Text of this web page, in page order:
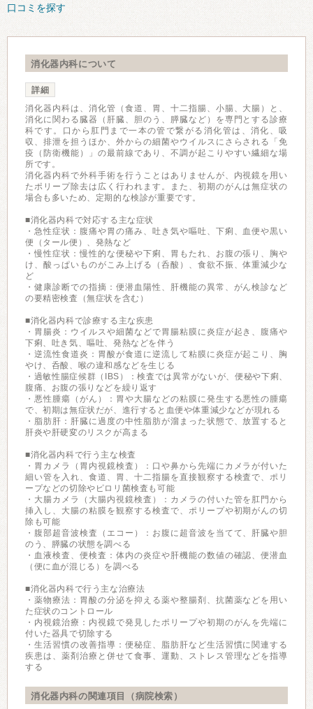
口コミを探す
消化器内科について
詳細
消化器内科は、消化管（食道、胃、十二指腸、小腸、大腸）と、
消化に関わる臓器（肝臓、胆のう、膵臓など）を専門とする診療
科です。口から肛門まで一本の管で繋がる消化管は、消化、吸
収、排泄を担うほか、外からの細菌やウイルスにさらされる「免
疫（防衛機能）」の最前線であり、不調が起こりやすい繊細な場
所です。
消化器内科で外科手術を行うことはありませんが、内視鏡を用い
たポリープ除去は広く行われます。また、初期のがんは無症状の
場合も多いため、定期的な検診が重要です。
■消化器内科で対応する主な症状
・急性症状：腹痛や胃の痛み、吐き気や嘔吐、下痢、血便や黒い
便（タール便）、発熱など
・慢性症状：慢性的な便秘や下痢、胃もたれ、お腹の張り、胸や
け、酸っぱいものがこみ上げる（呑酸）、食欲不振、体重減少な
ど
・健康診断での指摘：便潜血陽性、肝機能の異常、がん検診など
の要精密検査（無症状を含む）
■消化器内科で診療する主な疾患
・胃腸炎：ウイルスや細菌などで胃腸粘膜に炎症が起き、腹痛や
下痢、吐き気、嘔吐、発熱などを伴う
・逆流性食道炎：胃酸が食道に逆流して粘膜に炎症が起こり、胸
やけ、呑酸、喉の違和感などを生じる
・過敏性腸症候群（IBS）：検査では異常がないが、便秘や下痢、
腹痛、お腹の張りなどを繰り返す
・悪性腫瘍（がん）：胃や大腸などの粘膜に発生する悪性の腫瘍
で、初期は無症状だが、進行すると血便や体重減少などが現れる
・脂肪肝：肝臓に過度の中性脂肪が溜まった状態で、放置すると
肝炎や肝硬変のリスクが高まる
■消化器内科で行う主な検査
・胃カメラ（胃内視鏡検査）：口や鼻から先端にカメラが付いた
細い管を入れ、食道、胃、十二指腸を直接観察する検査で、ポリ
ープなどの切除やピロリ菌検査も可能
・大腸カメラ（大腸内視鏡検査）：カメラの付いた管を肛門から
挿入し、大腸の粘膜を観察する検査で、ポリープや初期がんの切
除も可能
・腹部超音波検査（エコー）：お腹に超音波を当てて、肝臓や胆
のう、膵臓の状態を調べる
・血液検査、便検査：体内の炎症や肝機能の数値の確認、便潜血
（便に血が混じる）を調べる
■消化器内科で行う主な治療法
・薬物療法：胃酸の分泌を抑える薬や整腸剤、抗菌薬などを用い
た症状のコントロール
・内視鏡治療：内視鏡で発見したポリープや初期のがんを先端に
付いた器具で切除する
・生活習慣の改善指導：便秘症、脂肪肝など生活習慣に関連する
疾患は、薬剤治療と併せて食事、運動、ストレス管理などを指導
する
消化器内科の関連項目（病院検索）